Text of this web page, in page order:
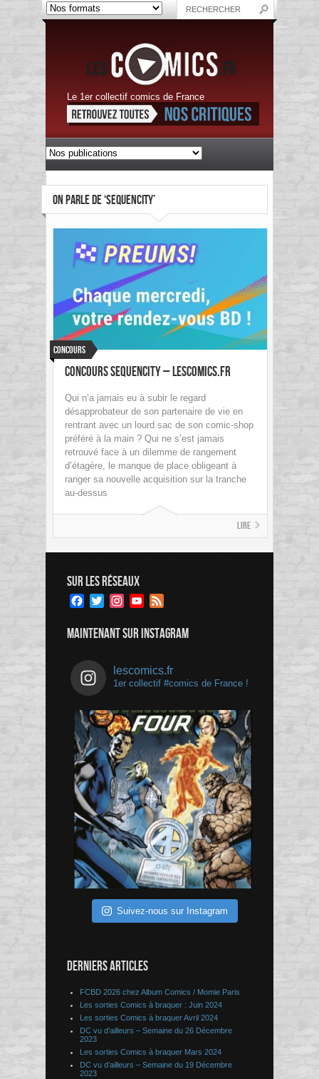
Le 1er collectif comics de France
ON PARLE DE ‘SEQUENCITY’
Concours
Concours Sequencity – LesComics.fr
Qui n’a jamais eu à subir le regard
désapprobateur de son partenaire de vie en
rentrant avec un lourd sac de son comic-shop
préféré à la main ? Qui ne s’est jamais
retrouvé face à un dilemme de rangement
d’étagère, le manque de place obligeant à
ranger sa nouvelle acquisition sur la tranche
au-dessus
Lire
SUR LES RÉSEAUX
Facebook
TwitterInstagramYouTube
MAINTENANT SUR INSTAGRAM
lescomics.fr
1er collectif #comics de France !
Suivez-nous sur Instagram
DERNIERS ARTICLES
FCBD 2026 chez Album Comics / Momie Paris
Les sorties Comics à braquer : Juin 2024
Les sorties Comics à braquer Avril 2024
DC vu d’ailleurs – Semaine du 26 Décembre
2023
Les sorties Comics à braquer Mars 2024
DC vu d’ailleurs – Semaine du 19 Décembre
2023